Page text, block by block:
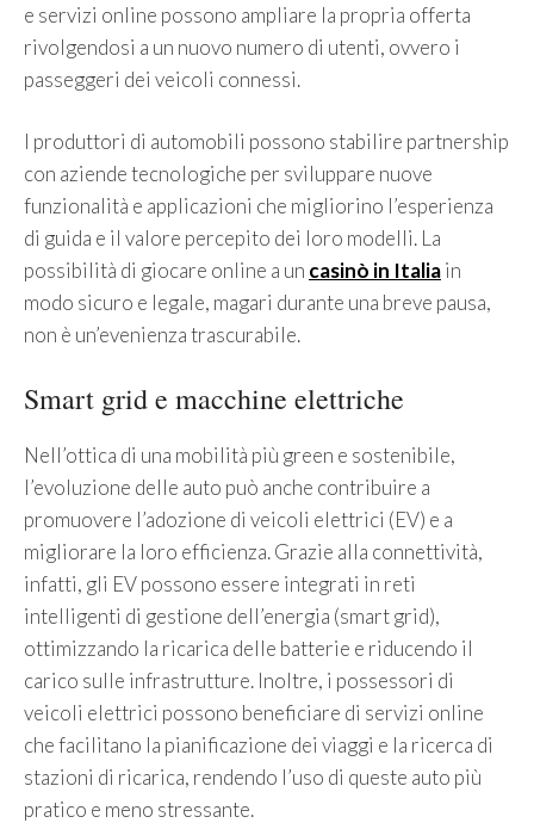
e servizi online possono ampliare la propria offerta
rivolgendosi a un nuovo numero di utenti, ovvero i
passeggeri dei veicoli connessi.
I produttori di automobili possono stabilire partnership
con aziende tecnologiche per sviluppare nuove
funzionalità e applicazioni che migliorino l’esperienza
di guida e il valore percepito dei loro modelli. La
possibilità di giocare online a un casinò in Italiain
modo sicuro e legale, magari durante una breve pausa,
non è un’evenienza trascurabile.
Smart grid e macchine elettriche
Nell’ottica di una mobilità più green e sostenibile,
l’evoluzione delle auto può anche contribuire a
promuovere l’adozione di veicoli elettrici (EV) e a
migliorare la loro efficienza. Grazie alla connettività,
infatti, gli EV possono essere integrati in reti
intelligenti di gestione dell’energia (smart grid),
ottimizzando la ricarica delle batterie e riducendo il
carico sulle infrastrutture. Inoltre, i possessori di
veicoli elettrici possono beneficiare di servizi online
che facilitano la pianificazione dei viaggi e la ricerca di
stazioni di ricarica, rendendo l’uso di queste auto più
pratico e meno stressante.